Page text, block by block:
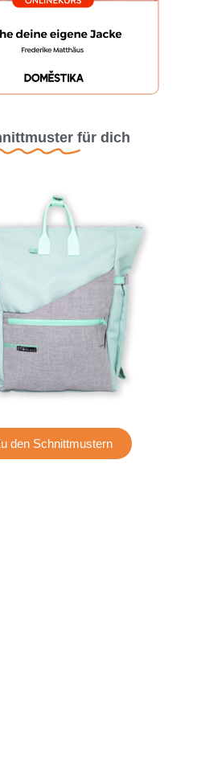
für dich
den Schnittmustern